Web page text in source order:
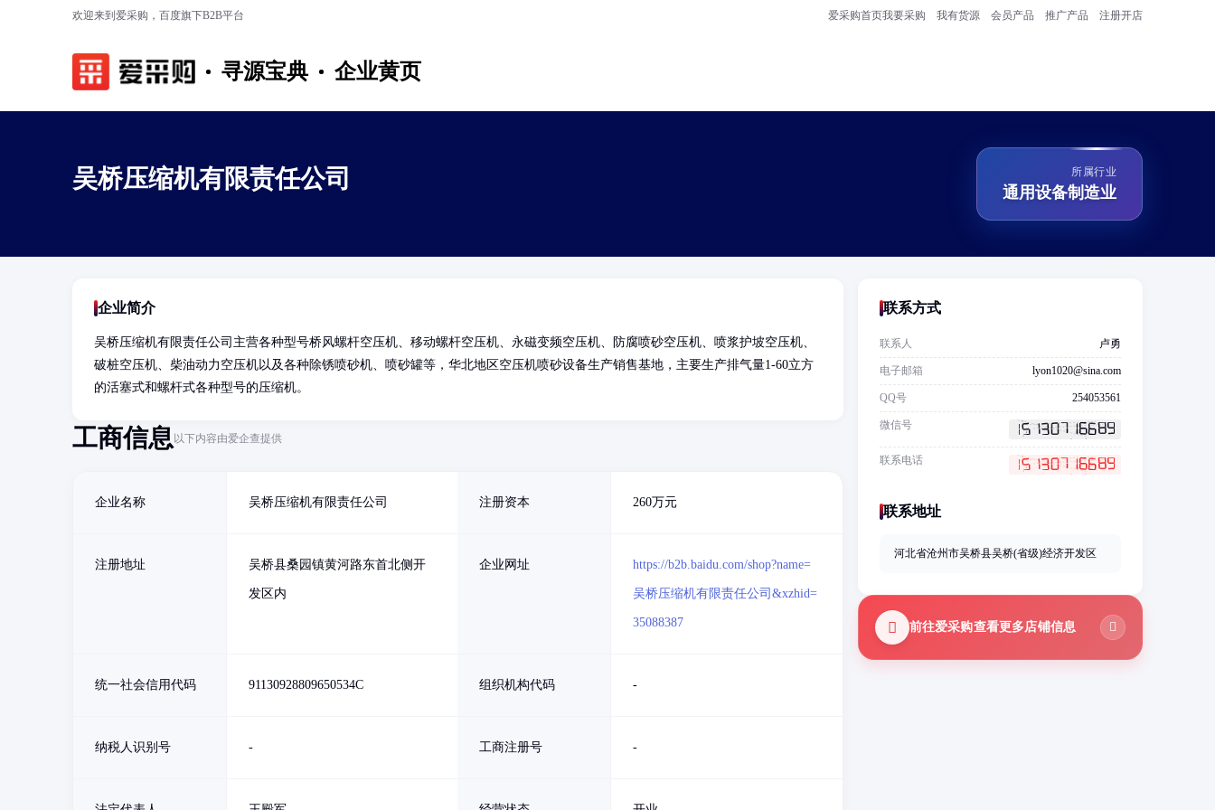
欢迎来到爱采购，百度旗下B2B平台 爱采购首页我要采购 我有货源 会员产品 推广产品 注册开店
寻源宝典 企业黄页
吴桥压缩机有限责任公司 所属行业
通用设备制造业
企业简介
吴桥压缩机有限责任公司主营各种型号桥风螺杆空压机、移动螺杆空压机、永磁变频空压机、防腐喷砂空压机、喷浆护坡空压机、
破桩空压机、柴油动力空压机以及各种除锈喷砂机、喷砂罐等，华北地区空压机喷砂设备生产销售基地，主要生产排气量1-60立方
的活塞式和螺杆式各种型号的压缩机。
工商信息以下内容由爱企查提供
企业名称 吴桥压缩机有限责任公司 注册资本 260万元
注册地址 吴桥县桑园镇黄河路东首北侧开
发区内
企业网址 https://b2b.baidu.com/shop?name=
吴桥压缩机有限责任公司&xzhid=
35088387
统一社会信用代码 91130928809650534C 组织机构代码 -
纳税人识别号 - 工商注册号 -
联系方式
联系人 卢勇
电子邮箱 lyon1020@sina.com
QQ号 254053561
微信号
联系电话
联系地址
河北省沧州市吴桥县吴桥(省级)经济开发区
前往爱采购查看更多店铺信息